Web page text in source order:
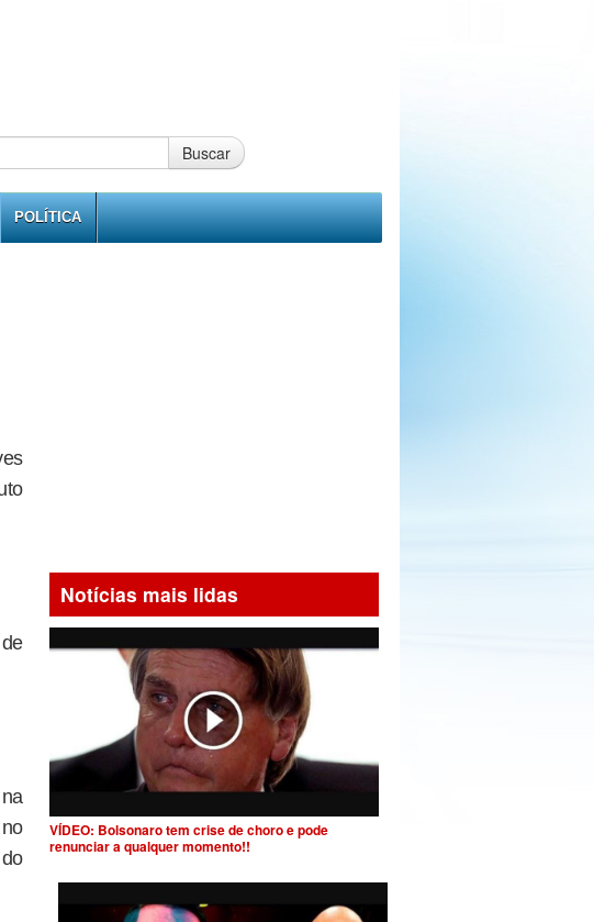
Buscar
POLÍTICA
Notícias mais lidas
VÍDEO: Bolsonaro tem crise de choro e pode
renunciar a qualquer momento!!